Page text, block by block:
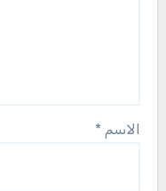
الاسم *